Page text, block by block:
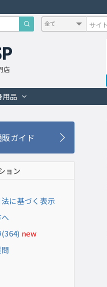
店
用品
ガイド
ョン
に基づく表示
new